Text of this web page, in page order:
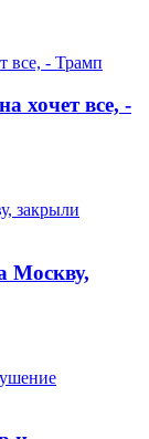
хочет все, -
Москву,